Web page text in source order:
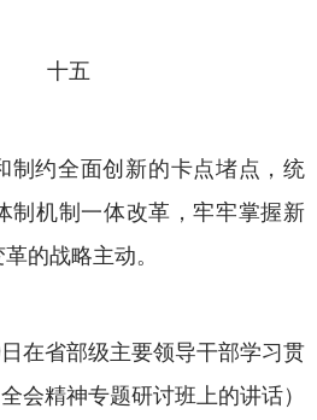
十五
约全面创新的卡点堵点，统
制机制一体改革，牢牢掌握新
的战略主动。
日在省部级主要领导干部学习贯
会精神专题研讨班上的讲话）